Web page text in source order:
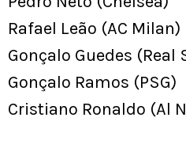
Rafael Leão (AC Milan)
Gonçalo Guedes (Real
Gonçalo Ramos (PSG)
Cristiano Ronaldo (Al